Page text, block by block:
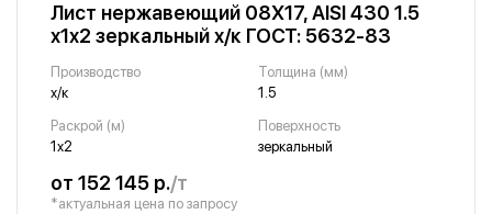
Лист нержавеющий 08Х17, AISI 430 1.5
х1х2 зеркальный х/к ГОСТ: 5632-83
Производство
х/к
Толщина (мм)
1.5
Раскрой (м)
1х2
Поверхность
зеркальный
от 152 145 р./т
*актуальная цена по запросу